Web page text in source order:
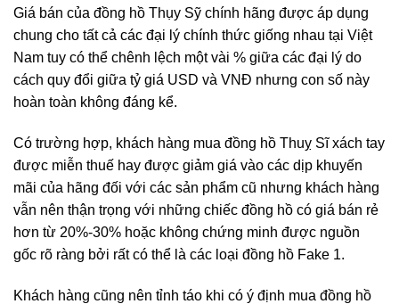
Giá bán của đồng hồ Thụy Sỹ chính hãng được áp dụng
chung cho tất cả các đại lý chính thức giống nhau tại Việt
Nam tuy có thể chênh lệch một vài % giữa các đại lý do
cách quy đổi giữa tỷ giá USD và VNĐ nhưng con số này
hoàn toàn không đáng kể.
Có trường hợp, khách hàng mua đồng hồ Thuỵ Sĩ xách tay
được miễn thuế hay được giảm giá vào các dịp khuyến
mãi của hãng đối với các sản phẩm cũ nhưng khách hàng
vẫn nên thận trọng với những chiếc đồng hồ có giá bán rẻ
hơn từ 20%-30% hoặc không chứng minh được nguồn
gốc rõ ràng bởi rất có thể là các loại đồng hồ Fake 1.
Khách hàng cũng nên tỉnh táo khi có ý định mua đồng hồ